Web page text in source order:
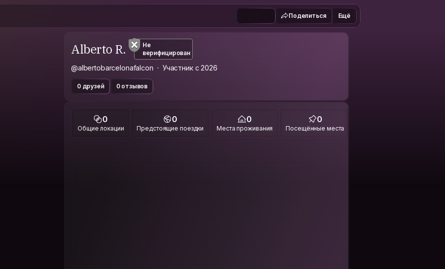
Поделиться Ещё
Alberto R.
Не
верифицирован
@albertobarcelonafalcon Участник с 2026
0 друзей 0 отзывов
0
Общие локации
0
Предстоящие поездки
0
Места проживания
0
Посещённые места